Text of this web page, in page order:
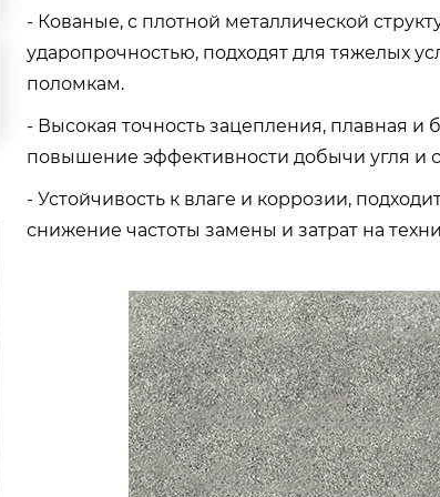
- Кованые, с плотной металлической
ударопрочностью, подходят для тяжелых
поломкам.
- Высокая точность зацепления, плавная
повышение эффективности добычи угля и
- Устойчивость к влаге и коррозии,
снижение частоты замены и затрат на